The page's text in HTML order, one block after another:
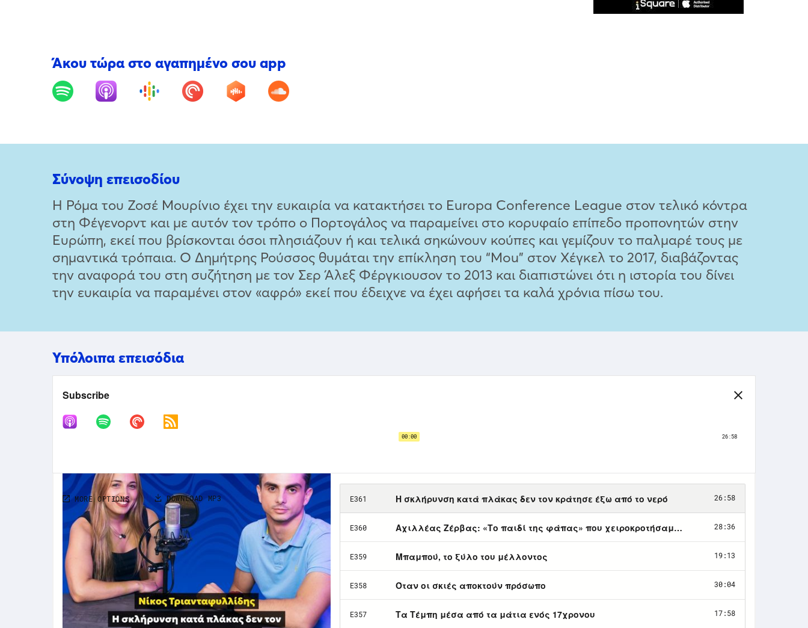
Άκου τώρα στο αγαπημένο σου app
Σύνοψη επεισοδίου
Η Ρόμα του Ζοσέ Μουρίνιο έχει την ευκαιρία να κατακτήσει το Europa Conference League στον τελικό κόντρα
στη Φέγενορντ και με αυτόν τον τρόπο ο Πορτογάλος να παραμείνει στο κορυφαίο επίπεδο προπονητών στην
Ευρώπη, εκεί που βρίσκονται όσοι πλησιάζουν ή και τελικά σηκώνουν κούπες και γεμίζουν το παλμαρέ τους με
σημαντικά τρόπαια. Ο Δημήτρης Ρούσσος θυμάται την επίκληση του “Mou” στον Χέγκελ το 2017, διαβάζοντας
την αναφορά του στη συζήτηση με τον Σερ Άλεξ Φέργκιουσον το 2013 και διαπιστώνει ότι η ιστορία του δίνει
την ευκαιρία να παραμένει στον «αφρό» εκεί που έδειχνε να έχει αφήσει τα καλά χρόνια πίσω του.
Υπόλοιπα επεισόδια